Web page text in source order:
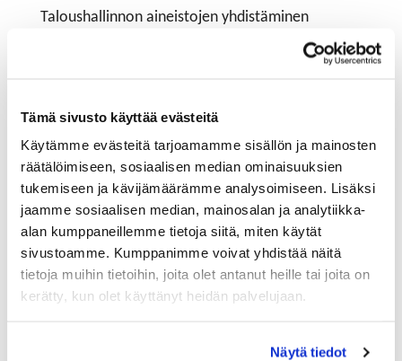
Tämä sivusto käyttää evästeitä
Käytämme evästeitä tarjoamamme sisällön ja mainosten
räätälöimiseen, sosiaalisen median ominaisuuksien
tukemiseen ja kävijämäärämme analysoimiseen. Lisäksi
jaamme sosiaalisen median, mainosalan ja analytiikka-
alan kumppaneillemme tietoja siitä, miten käytät
sivustoamme. Kumppanimme voivat yhdistää näitä
tietoja muihin tietoihin, joita olet antanut heille tai joita on
kerätty, kun olet käyttänyt heidän palvelujaan.
Näytä tiedot
Taloushallinnon aineistojen yhdistäminen
Eri aineistojen yhdistäminen, esimerkiksi tilikartta,
Visuaalisuus
Lukujen havainnollistaminen: liikennemerkit,
värisymbolit, kaaviot
Esittäminen ja PowerPoint, SmartArt-grafiikka